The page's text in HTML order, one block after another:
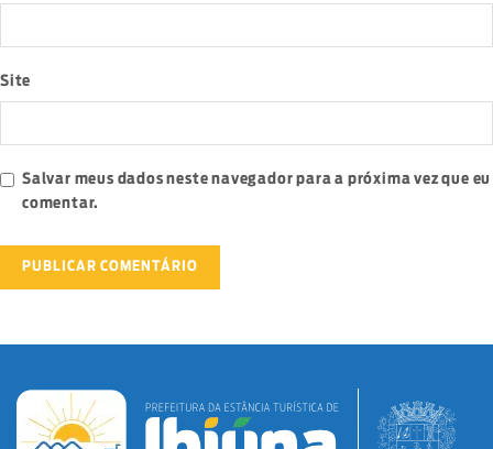
Site
Salvar meus dados neste navegador para a próxima vez que eu
comentar.